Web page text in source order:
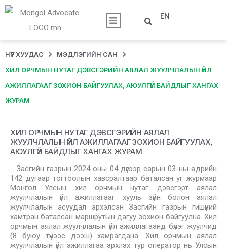
EN
НҮҮР ХУУДАС МЭДЛЭГИЙН САН
ХИЛ ОРЧМЫН НУТАГ ДЭВСГЭРИЙН АЯЛАЛ ЖУУЛЧЛАЛЫН ҮЙЛ
АЖИЛЛАГААГ ЗОХИОН БАЙГУУЛАХ, АЮУЛГҮЙ БАЙДЛЫГ ХАНГАХ
ЖУРАМ
ХИЛ ОРЧМЫН НУТАГ ДЭВСГЭРИЙН АЯЛАЛ
ЖУУЛЧЛАЛЫН ҮЙЛ АЖИЛЛАГААГ ЗОХИОН БАЙГУУЛАХ,
АЮУЛГҮЙ БАЙДЛЫГ ХАНГАХ ЖУРАМ
Засгийн газрын 2024 оны 04 дүгээр сарын 03-ны өдрийн
142 дугаар тогтоолын хавсралтаар баталсан уг журмаар
Монгол Улсын хил орчмын нутаг дэвсгэрт аялал
жуулчлалын үйл ажиллагааг хууль зүйн болон аялал
жуулчлалын асуудал эрхэлсэн Засгийн газрын гишүүний
хамтран баталсан маршрутын дагуу зохион байгуулна. Хил
орчмын аялал жуулчлалын үйл ажиллагаанд бүлэг жуулчид
(8 буюу түүнээс дээш) хамрагдана. Хил орчмын аялал
жуулчлалын үйл ажиллагаа эрхлэх тур оператор нь Улсын